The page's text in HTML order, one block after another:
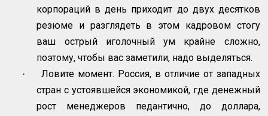
корпораций в день приходит до двух десятков
резюме и разглядеть в этом кадровом стогу
ваш острый иголочный ум крайне сложно,
поэтому, чтобы вас заметили, надо выделяться.
·
Ловите момент. Россия, в отличие от западных
стран с устоявшейся экономикой, где денежный
рост менеджеров педантично, до доллара,